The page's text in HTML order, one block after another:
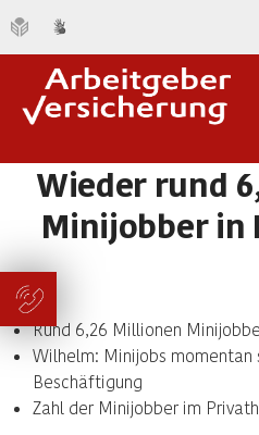
Wieder rund
Minijobber in
Rund 6,26 Millionen
Wilhelm: Minijobs
Beschäftigung
Zahl der Minijobber im